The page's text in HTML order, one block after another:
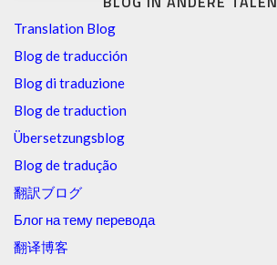
Translation Blog
Blog de traducción
Blog di traduzione
Blog de traduction
Übersetzungsblog
Blog de tradução
翻訳ブログ
Блог на тему перевода
翻译博客